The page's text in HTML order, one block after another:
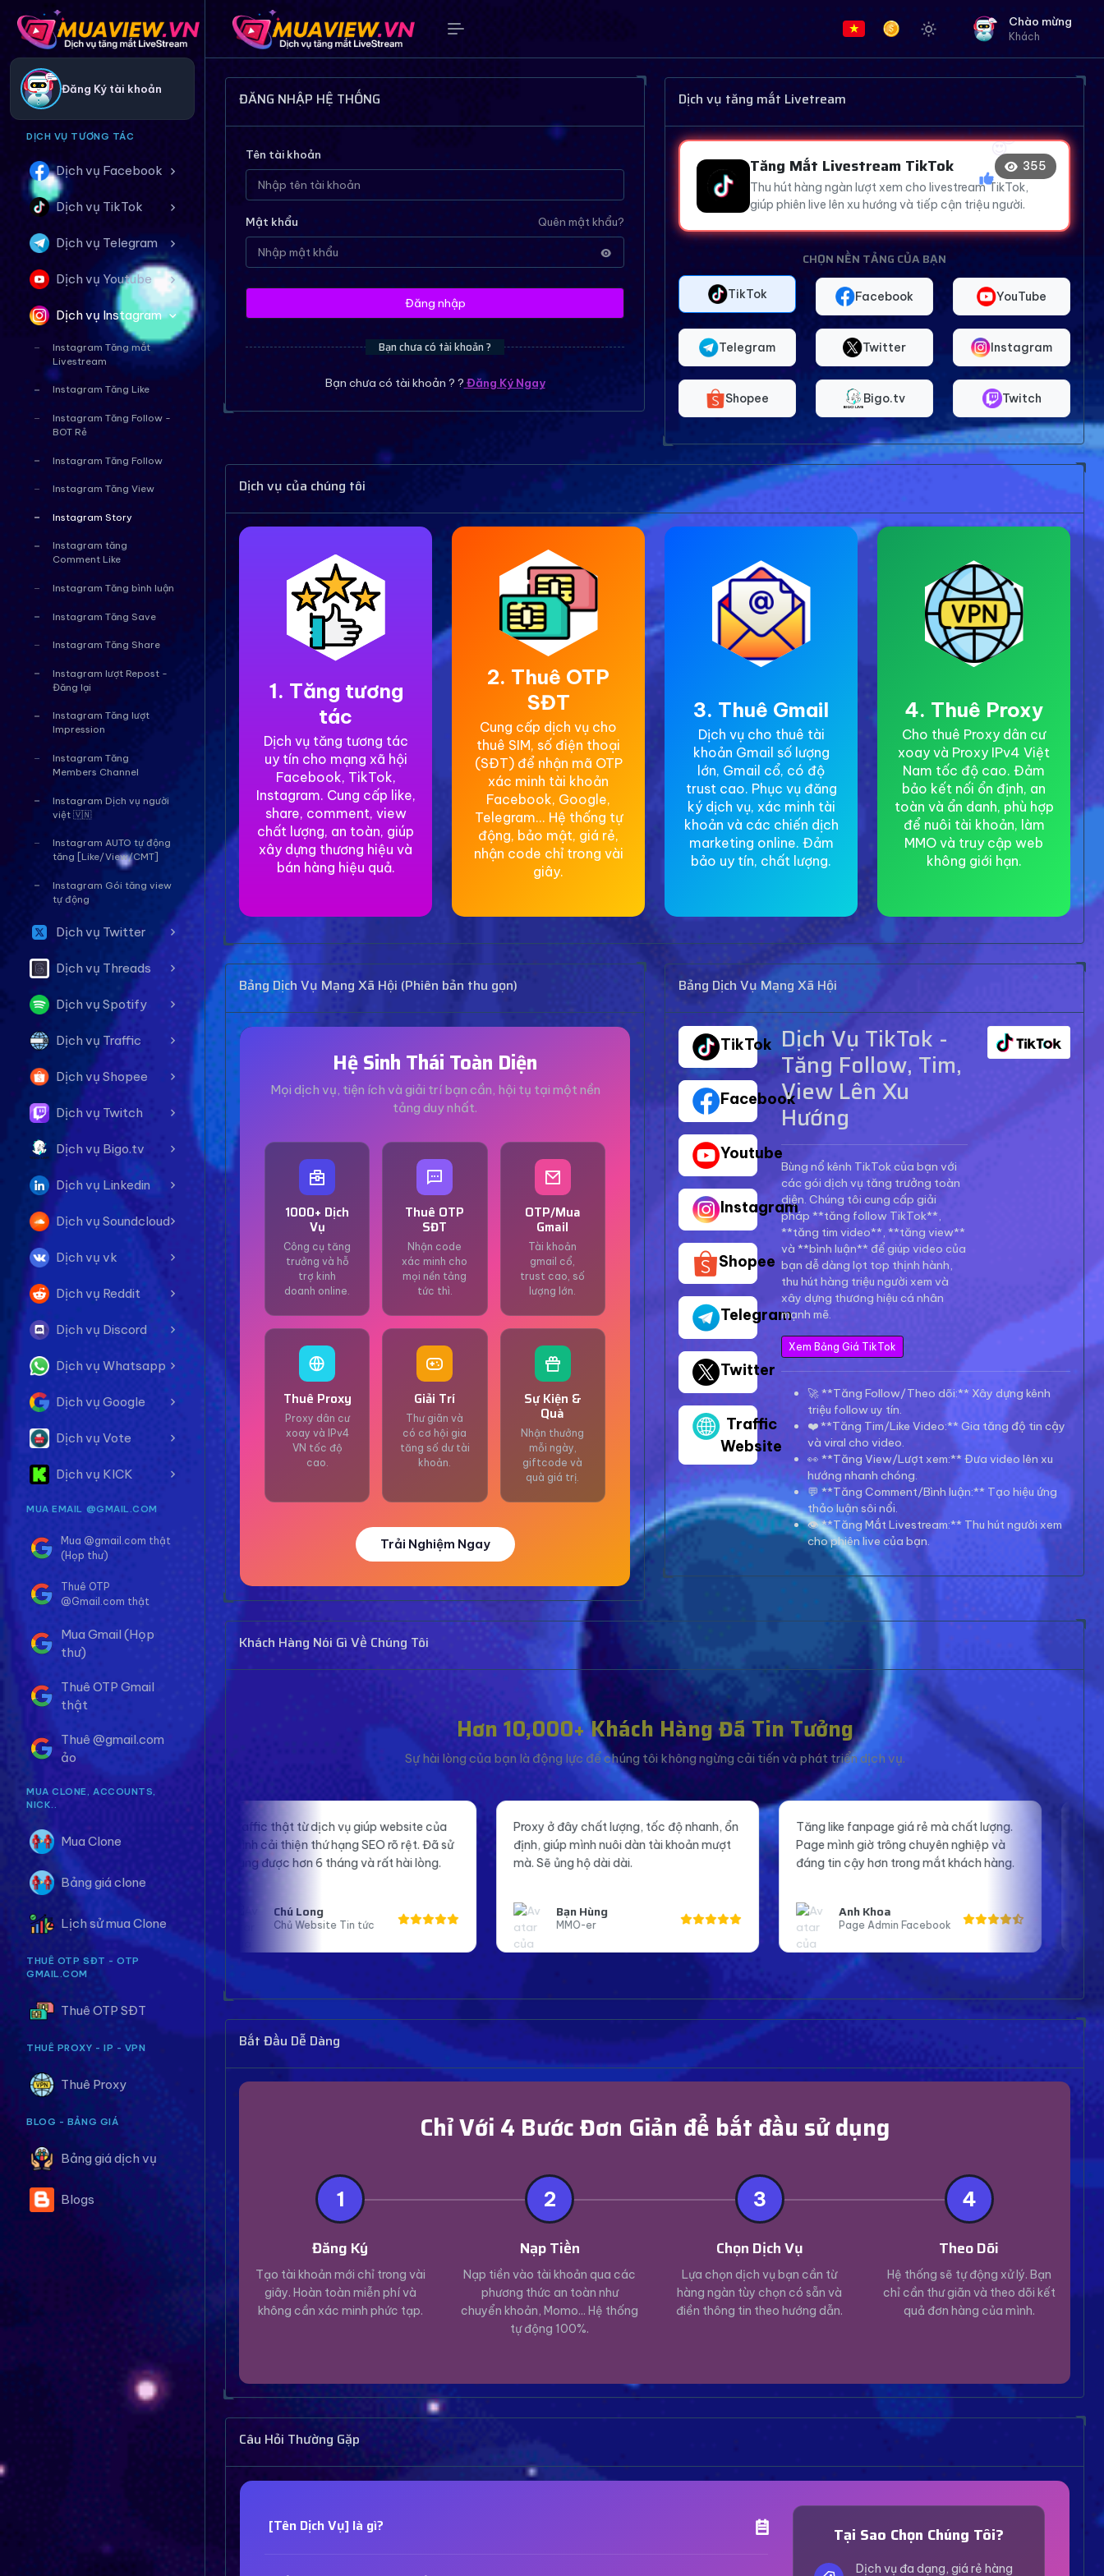
Chào mừng
Khách
Đăng Ký tài khoản
DỊCH VỤ TƯƠNG TÁC
Dịch vụ Facebook
Dịch vụ TikTok
Dịch vụ Telegram
Dịch vụ Youtube
Dịch vụ Instagram
Instagram Tăng mắt
Livestream
Instagram Tăng Like
Instagram Tăng Follow -
BOT Rẻ
Instagram Tăng Follow
Instagram Tăng View
Instagram Story
Instagram tăng
Comment Like
Instagram Tăng bình luận
Instagram Tăng Save
Instagram Tăng Share
Instagram lượt Repost -
Đăng lại
Instagram Tăng lượt
Impression
Instagram Tăng
Members Channel
Instagram Dịch vụ người
việt 🇻🇳
Instagram AUTO tự động
tăng [Like/View/CMT]
Instagram Gói tăng view
tự động
Dịch vụ Twitter
Dịch vụ Threads
Dịch vụ Spotify
Dịch vụ Traffic
Dịch vụ Shopee
Dịch vụ Twitch
Dịch vụ Bigo.tv
Dịch vụ Linkedin
Dịch vụ Soundcloud
Dịch vụ vk
Dịch vụ Reddit
Dịch vụ Discord
Dịch vụ Whatsapp
Dịch vụ Google
Dịch vụ Vote
Dịch vụ KICK
MUA EMAIL @GMAIL.COM
Mua @gmail.com thật
(Họp thư)
Thuê OTP
@Gmail.com thật
Mua Gmail (Họp
thư)
Thuê OTP Gmail
thật
Thuê @gmail.com
ảo
MUA CLONE, ACCOUNTS,
NICK..
Mua Clone
Bảng giá clone
Lịch sử mua Clone
THUÊ OTP SĐT - OTP
GMAIL.COM
Thuê OTP SĐT
THUÊ PROXY - IP - VPN
Thuê Proxy
BLOG - BẢNG GIÁ
Bảng giá dịch vụ
Blogs
ĐĂNG NHẬP HỆ THỐNG
Tên tài khoản
Quên mật khẩu?
Mật khẩu
Đăng nhập
Bạn chưa có tài khoản ?
Bạn chưa có tài khoản ? ? Đăng Ký Ngay
Dịch vụ tăng mắt Livetream
Tăng Mắt Livestream TikTok
Thu hút hàng ngàn lượt xem cho livestream TikTok,
giúp phiên live lên xu hướng và tiếp cận triệu người.
359
😍
😂
👍
🔥
CHỌN NỀN TẢNG CỦA BẠN
TikTok Facebook YouTube
Telegram Twitter Instagram
Shopee Bigo.tv Twitch
Dịch vụ của chúng tôi
1. Tăng tương
tác
Dịch vụ tăng tương tác
uy tín cho mạng xã hội
Facebook, TikTok,
Instagram. Cung cấp like,
share, comment, view
chất lượng, an toàn, giúp
xây dựng thương hiệu và
bán hàng hiệu quả.
2. Thuê OTP
SĐT
Cung cấp dịch vụ cho
thuê SIM, số điện thoại
(SĐT) để nhận mã OTP
xác minh tài khoản
Facebook, Google,
Telegram... Hệ thống tự
động, bảo mật, giá rẻ,
nhận code chỉ trong vài
giây.
3. Thuê Gmail
Dịch vụ cho thuê tài
khoản Gmail số lượng
lớn, Gmail cổ, có độ
trust cao. Phục vụ đăng
ký dịch vụ, xác minh tài
khoản và các chiến dịch
marketing online. Đảm
bảo uy tín, chất lượng.
4. Thuê Proxy
Cho thuê Proxy dân cư
xoay và Proxy IPv4 Việt
Nam tốc độ cao. Đảm
bảo kết nối ổn định, an
toàn và ẩn danh, phù hợp
để nuôi tài khoản, làm
MMO và truy cập web
không giới hạn.
Bảng Dịch Vụ Mạng Xã Hội (Phiên bản thu gọn)
Hệ Sinh Thái Toàn Diện
Mọi dịch vụ, tiện ích và giải trí bạn cần, hội tụ tại một nền
tảng duy nhất.
1000+ Dịch
Vụ
Công cụ tăng
trưởng và hỗ
trợ kinh
doanh online.
Thuê OTP
SĐT
Nhận code
xác minh cho
mọi nền tảng
tức thì.
OTP/Mua
Gmail
Tài khoản
gmail cổ,
trust cao, số
lượng lớn.
Thuê Proxy
Proxy dân cư
xoay và IPv4
VN tốc độ
cao.
Giải Trí
Thư giãn và
có cơ hội gia
tăng số dư tài
khoản.
Sự Kiện &
Quà
Nhận thưởng
mỗi ngày,
giftcode và
quà giá trị.
Trải Nghiệm Ngay
Bảng Dịch Vụ Mạng Xã Hội
TikTok
Facebook
Youtube
Instagram
Shopee
Telegram
Twitter
Traffic
Website
Dịch Vụ TikTok -
Tăng Follow, Tim,
View Lên Xu
Hướng
Bùng nổ kênh TikTok của bạn với
các gói dịch vụ tăng trưởng toàn
diện. Chúng tôi cung cấp giải
pháp **tăng follow TikTok**,
**tăng tim video**, **tăng view**
và **bình luận** để giúp video của
bạn dễ dàng lọt top thịnh hành,
thu hút hàng triệu người xem và
xây dựng thương hiệu cá nhân
mạnh mẽ.
Xem Bảng Giá TikTok
🚀 **Tăng Follow/Theo dõi:** Xây dựng kênh
triệu follow uy tín.
❤️ **Tăng Tim/Like Video:** Gia tăng độ tin cậy
và viral cho video.
👀 **Tăng View/Lượt xem:** Đưa video lên xu
hướng nhanh chóng.
💬 **Tăng Comment/Bình luận:** Tạo hiệu ứng
thảo luận sôi nổi.
👁️ **Tăng Mắt Livestream:** Thu hút người xem
cho phiên live của bạn.
Khách Hàng Nói Gì Về Chúng Tôi
Hơn 10,000+ Khách Hàng Đã Tin Tưởng
Sự hài lòng của bạn là động lực để chúng tôi không ngừng cải tiến và phát triển dịch vụ.
Traffic thật từ dịch vụ giúp website của
mình cải thiện thứ hạng SEO rõ rệt. Đã sử
dụng được hơn 6 tháng và rất hài lòng.
Chủ Website Tin tức
Proxy ở đây chất lượng, tốc độ nhanh, ổn
định, giúp mình nuôi dàn tài khoản mượt
mà. Sẽ ủng hộ dài dài.
Bạn Hùng
MMO-er
Tăng like fanpage giá rẻ mà chất lượng.
Page mình giờ trông chuyên nghiệp và
đáng tin cậy hơn trong mắt khách hàng.
Anh Khoa
Page Admin Facebook
Mắt xem livestream ổn định,
tin hơn khi lên sóng và tương
Cảm ơn shop nhiều.
Bạn An
Streamer Bigo
Bắt Đầu Dễ Dàng
Chỉ Với 4 Bước Đơn Giản để bắt đầu sử dụng
1
Đăng Ký
Tạo tài khoản mới chỉ trong vài
giây. Hoàn toàn miễn phí và
không cần xác minh phức tạp.
2
Nạp Tiền
Nạp tiền vào tài khoản qua các
phương thức an toàn như
chuyển khoản, Momo... Hệ thống
tự động 100%.
3
Chọn Dịch Vụ
Lựa chọn dịch vụ bạn cần từ
hàng ngàn tùy chọn có sẵn và
điền thông tin theo hướng dẫn.
4
Theo Dõi
Hệ thống sẽ tự động xử lý. Bạn
chỉ cần thư giãn và theo dõi kết
quả đơn hàng của mình.
Câu Hỏi Thường Gặp
[Tên Dịch Vụ] là gì? Tại Sao Chọn Chúng Tôi?
Dịch vụ đa dạng, giá rẻ hàng
Trợ Lý Hỗ Trợ
Luôn sẵn sàng giải đáp thắc mắc
Vui lòng chọn phương thức hỗ trợ phù hợp với nhu
cầu của bạn.